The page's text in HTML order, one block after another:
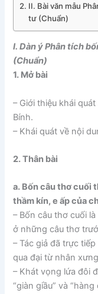
II. Bài văn mẫu
tư (Chuẩn)
I. Dàn ý Phân tích
(Chuẩn)
1. Mở bài
– Giới thiệu khái
Bính.
– Khái quát về nội
2. Thân bài
a. Bốn câu thơ cuối
thầm kín, e ấp của
– Bốn câu thơ cuối
ở những câu thơ
– Tác giả đã trực
qua đại từ nhân xưng
– Khát vọng lứa đôi
“giàn giầu” và “hàng